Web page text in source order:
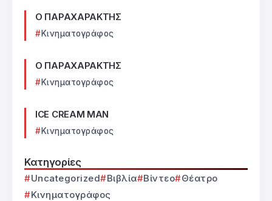
Ο ΠΑΡΑΧΑΡΑΚΤΗΣ
Κινηματογράφος
Ο ΠΑΡΑΧΑΡΑΚΤΗΣ
Κινηματογράφος
ICE CREAM MAN
Κινηματογράφος
Κατηγορίες
Uncategorized Βιβλία Βίντεο
Θέατρο
Κινηματογράφος